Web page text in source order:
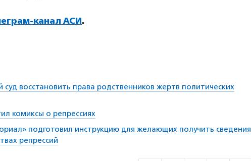
канал АСИ.
восстановить права родственников жертв политических
комиксы о репрессиях
подготовил инструкцию для желающих получить сведения
репрессий